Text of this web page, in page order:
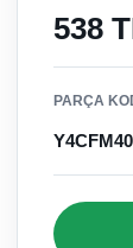
538
PARÇA